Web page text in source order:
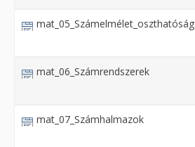
mat_05_Számelmélet_oszthatóság
mat_06_Számrendszerek
mat_07_Számhalmazok